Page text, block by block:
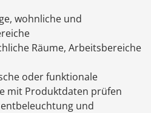
wohnliche und
Räume, Arbeitsbereiche
oder funktionale
mit Produktdaten prüfen
und